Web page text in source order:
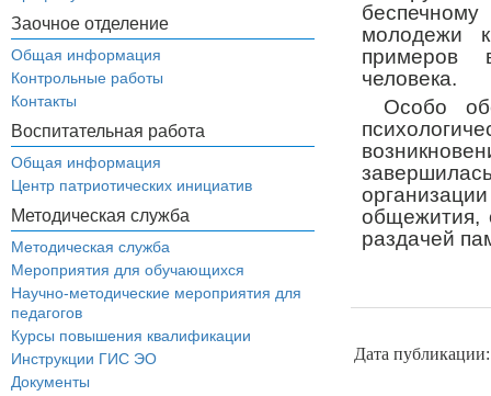
Заочное отделение
Общая информация
Контрольные работы
Контакты
Воспитательная работа
Общая информация
Центр патриотических инициатив
Методическая служба
Методическая служба
Мероприятия для обучающихся
Научно-методические мероприятия для
педагогов
Курсы повышения квалификации
Инструкции ГИС ЭО
Документы
молодежи
примеров
человека.
Особо
общежития,
раздачей
Дата